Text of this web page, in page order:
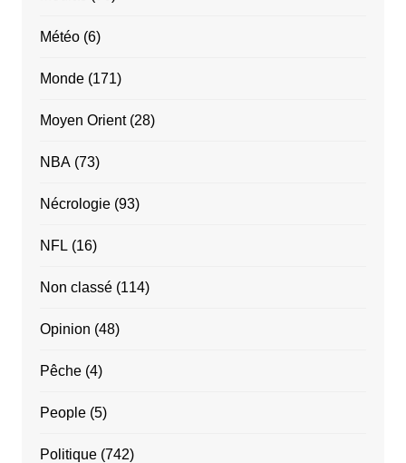
Météo(6)
Monde(171)
Moyen Orient(28)
NBA(73)
Nécrologie(93)
NFL (16)
Non classé(114)
Opinion (48)
Pêche(4)
People(5)
Politique(742)